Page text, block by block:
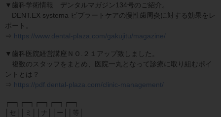
▼歯科学術情報 デンタルマガジン134号のご紹介。
DENT.EX systema ビブラートケアの慢性歯周炎に対する効果をレ
ポート。
⇒ https://www.dental-plaza.com/gakujitu/magazine/
▼歯科医院経営講座ＮＯ.２１アップ致しました。
複数のスタッフをまとめ、医院一丸となって診療に取り組むポイ
ントとは？
⇒ https://pdf.dental-plaza.com/clinic-management/
┌─┐┌─┐┌─┐┌─┐┌─┐
│セ││ミ││ナ││ー││等│